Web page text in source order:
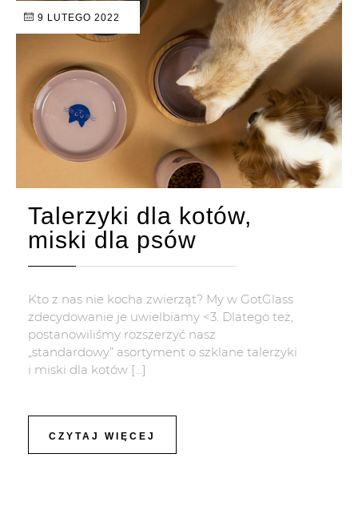
9 LUTEGO 2022
Talerzyki dla kotów,
miski dla psów
Kto z nas nie kocha zwierząt? My w GotGlass
zdecydowanie je uwielbiamy <3. Dlatego też,
postanowiliśmy rozszerzyć nasz
„standardowy” asortyment o szklane talerzyki
i miski dla kotów […]
CZYTAJ WIĘCEJ